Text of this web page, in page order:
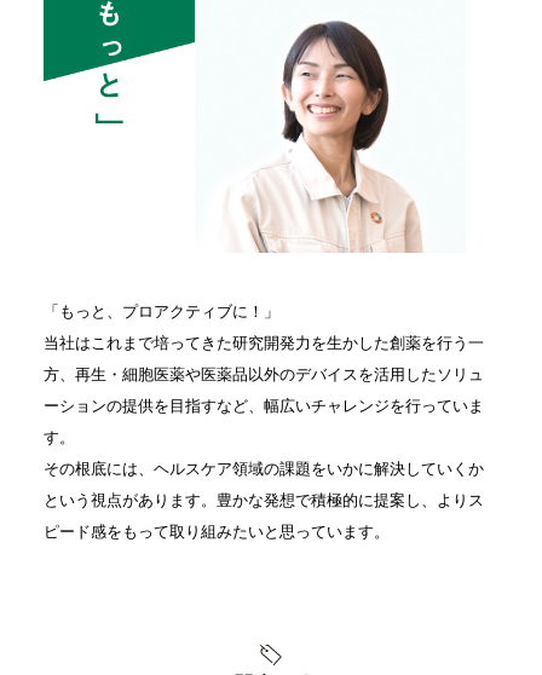
「もっと、プロアクティブに！」
当社はこれまで培ってきた研究開発力を生かした創薬を行う一
方、再生・細胞医薬や医薬品以外のデバイスを活用したソリュ
ーションの提供を目指すなど、幅広いチャレンジを行っていま
す。
その根底には、ヘルスケア領域の課題をいかに解決していくか
という視点があります。豊かな発想で積極的に提案し、よりス
ピード感をもって取り組みたいと思っています。